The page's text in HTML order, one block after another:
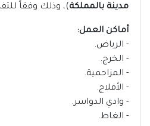
مدينة بالمملكة)، وذلك وفقاً
أماكن العمل:
- الرياض.
- الخرج.
- المزاحمية.
- الأفلاج.
- وادي الدواسر.
- الغاط.